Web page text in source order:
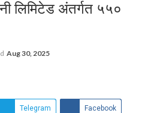
लिमिटेड अंतर्गत ५५०
Aug 30, 2025
Telegram Facebook